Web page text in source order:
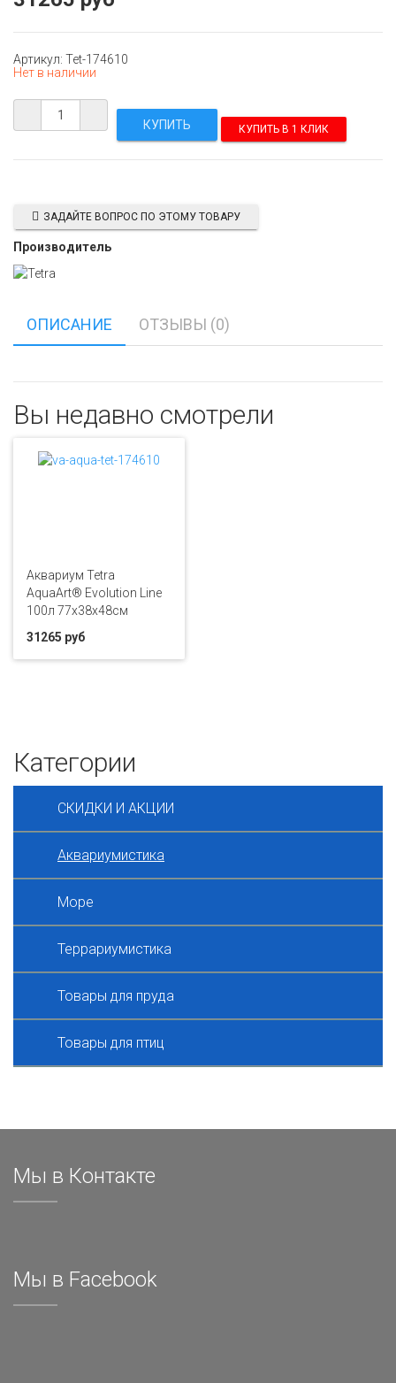
Артикул: Tet-174610
Нет в наличии
КУПИТЬ В 1 КЛИК
ЗАДАЙТЕ ВОПРОС ПО ЭТОМУ ТОВАРУ
Производитель
ОПИСАНИЕ ОТЗЫВЫ (0)
Вы недавно смотрели
Аквариум Tetra
AquaArt® Evolution Line
100л 77x38x48см
31265 руб
Категории
СКИДКИ И АКЦИИ
Аквариумистика
Море
Террариумистика
Товары для пруда
Товары для птиц
Мы в Контакте
Мы в Facebook